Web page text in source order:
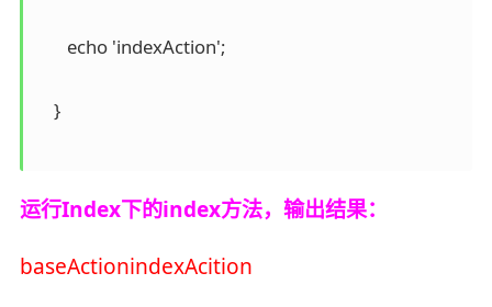
       echo 'indexAction';
    }
运行Index下的index方法，输出结果：
baseActionindexAcition